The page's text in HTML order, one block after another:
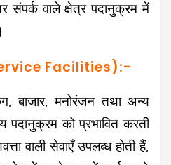
संपर्क वाले क्षेत्र पदानुक्रम में
Facilities):-
बाजार, मनोरंजन तथा अन्य
पदानुक्रम को प्रभावित करती
वाली सेवाएँ उपलब्ध होती हैं,